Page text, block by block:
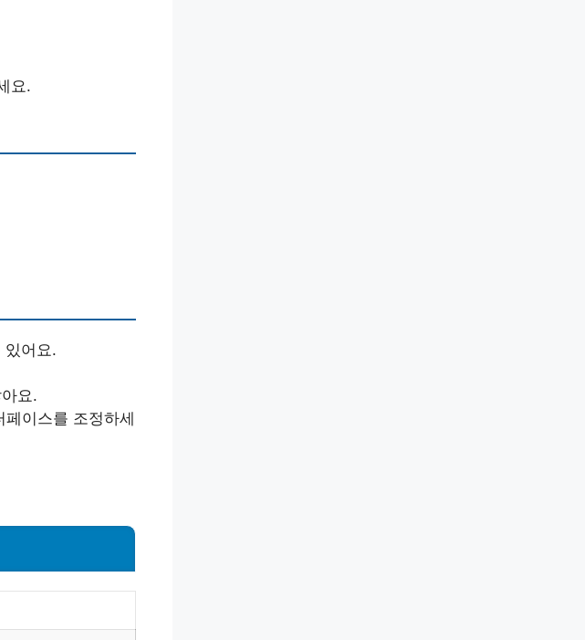
요.
있어요.
요.
이스를 조정하세